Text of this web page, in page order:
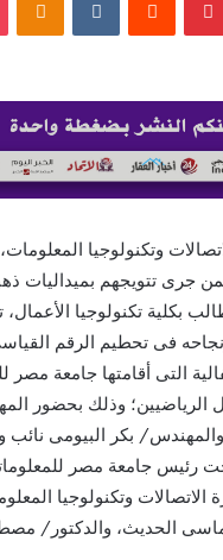
وتكنولوجيا
جرى تتويجهم بميداليات
فى تحطيم الرقم القياسى
التى أقامتها جامعة مصر
الرياضيين؛ وذلك بحضور
بكر البيومى نائب
رئيس جامعة مصر
الاتصالات وتكنولوجيا
الحديث، والدكتور/
Przeliczanie walut
Prawdziwy koszt